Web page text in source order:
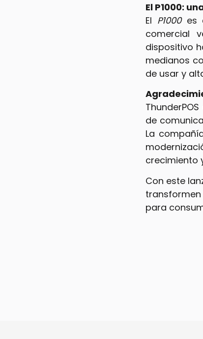
El P1000:
El P1000es
comercial
dispositivo
medianos
de usar y
de
La
crecimiento
Con este
para